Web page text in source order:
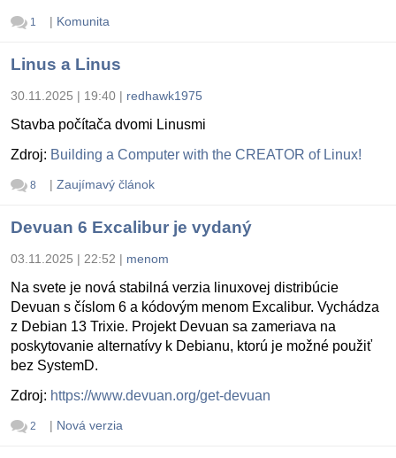
1 | Komunita
Linus a Linus
30.11.2025 | 19:40 | redhawk1975
Stavba počítača dvomi Linusmi
Zdroj: Building a Computer with the CREATOR of Linux!
8 | Zaujímavý článok
Devuan 6 Excalibur je vydaný
03.11.2025 | 22:52 | menom
Na svete je nová stabilná verzia linuxovej distribúcie
Devuan s číslom 6 a kódovým menom Excalibur. Vychádza
z Debian 13 Trixie. Projekt Devuan sa zameriava na
poskytovanie alternatívy k Debianu, ktorú je možné použiť
bez SystemD.
Zdroj: https://www.devuan.org/get-devuan
2 | Nová verzia